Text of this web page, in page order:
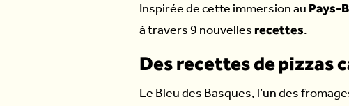
Inspirée de cette immersion au Pays-
à travers 9 nouvelles recettes.
Des recettes de pizzas
Le Bleu des Basques, l’un des